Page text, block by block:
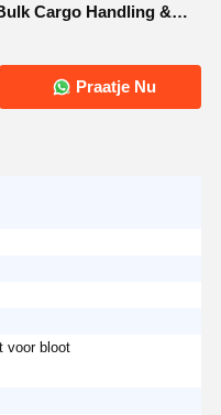
Cargo Handling &
Praatje Nu
voor bloot